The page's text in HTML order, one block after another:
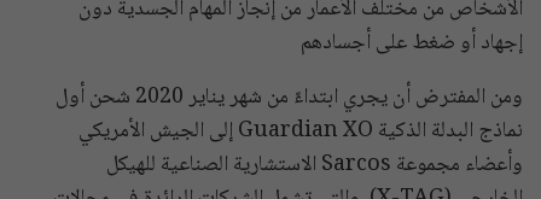
الأشخاص من مختلف الأعمار من إنجاز المهام الجسدية دون
إجهاد أو ضغط على أجسادهم
ومن المفترض أن يجري ابتداءً من شهر يناير 2020 شحن أول
نماذج البدلة الذكية Guardian XO إلى الجيش الأمريكي
وأعضاء مجموعة Sarcos الاستشارية الصناعية للهيكل